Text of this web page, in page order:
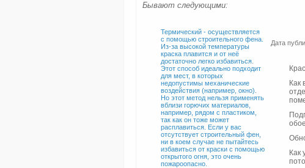
Бывают следующими:
Термический - осуществляется
с помощью строительного фена.
Из-за высокой температуры
краска плавится и от неё
достаточно легко избавиться.
Этот способ идеально подходит
для мест, в которых
недопустимы механические
воздействия (например, окно).
Но этот метод нельзя применять
вблизи горючих материалов,
например, рядом с пластиком,
так как он тоже может
расплавиться. Если у вас
отсутствует строительный фен,
ни в коем случае не пытайтесь
избавиться от краски с помощью
открытого огня, это очень
пожароопасно.
Дата
Как
Как